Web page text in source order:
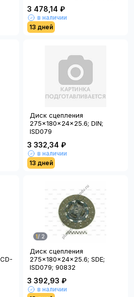
3 478,14 ₽
в наличии
13 дней
Диск сцепления
275x180x24x25.6; DIN;
ISD079
3 332,34 ₽
в наличии
13 дней
1/ 2
Диск сцепления
275x180x24x25.6; SDE;
ISD079; 90832
3 392,93 ₽
в наличии